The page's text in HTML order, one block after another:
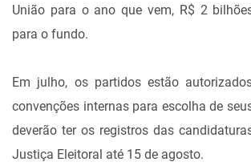
União para o ano que vem, R$ 2
para o fundo.
Em julho, os partidos estão
convenções internas para escolha de
deverão ter os registros das
Justiça Eleitoral até 15 de agosto.